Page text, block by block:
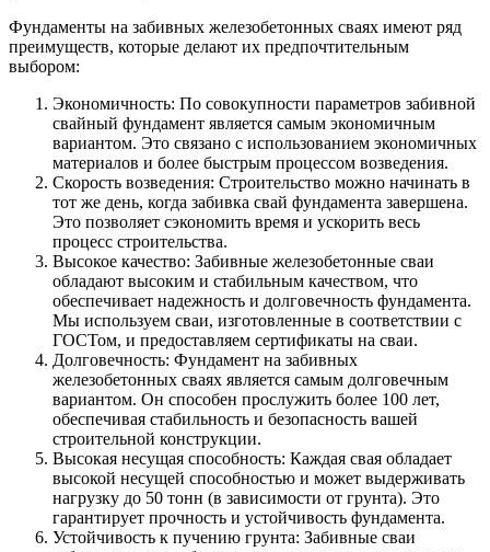
Фундаменты на забивных железобетонных сваях имеют ряд
преимуществ, которые делают их предпочтительным
выбором:
Экономичность: По совокупности параметров забивной
свайный фундамент является самым экономичным
вариантом. Это связано с использованием экономичных
материалов и более быстрым процессом возведения.
Скорость возведения: Строительство можно начинать в
тот же день, когда забивка свай фундамента завершена.
Это позволяет сэкономить время и ускорить весь
процесс строительства.
Высокое качество: Забивные железобетонные сваи
обладают высоким и стабильным качеством, что
обеспечивает надежность и долговечность фундамента.
Мы используем сваи, изготовленные в соответствии с
ГОСТом, и предоставляем сертификаты на сваи.
Долговечность: Фундамент на забивных
железобетонных сваях является самым долговечным
вариантом. Он способен прослужить более 100 лет,
обеспечивая стабильность и безопасность вашей
строительной конструкции.
Высокая несущая способность: Каждая свая обладает
высокой несущей способностью и может выдерживать
нагрузку до 50 тонн (в зависимости от грунта). Это
гарантирует прочность и устойчивость фундамента.
Устойчивость к пучению грунта: Забивные сваи